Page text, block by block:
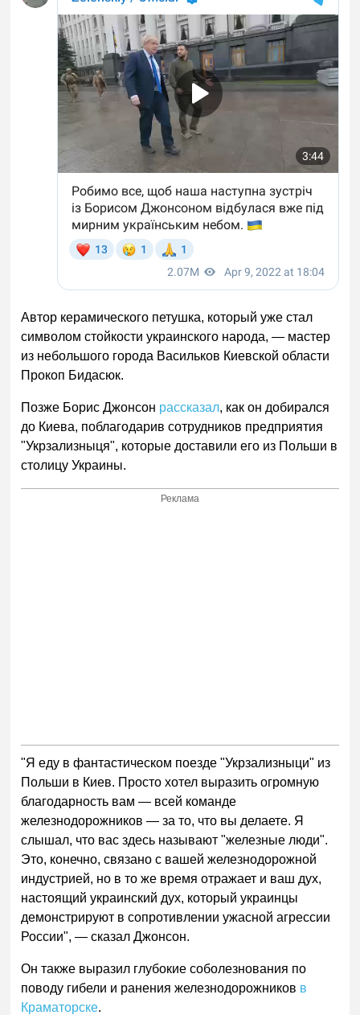
Автор керамического петушка, который уже стал
символом стойкости украинского народа, — мастер
из небольшого города Васильков Киевской области
Прокоп Бидасюк.
Позже Борис Джонсон рассказал, как он добирался
до Киева, поблагодарив сотрудников предприятия
"Укрзализныця", которые доставили его из Польши в
столицу Украины.
Реклама
"Я еду в фантастическом поезде "Укрзализныци" из
Польши в Киев. Просто хотел выразить огромную
благодарность вам — всей команде
железнодорожников — за то, что вы делаете. Я
слышал, что вас здесь называют "железные люди".
Это, конечно, связано с вашей железнодорожной
индустрией, но в то же время отражает и ваш дух,
настоящий украинский дух, который украинцы
демонстрируют в сопротивлении ужасной агрессии
России", — сказал Джонсон.
Он также выразил глубокие соболезнования по
поводу гибели и ранения железнодорожников в
Краматорске.